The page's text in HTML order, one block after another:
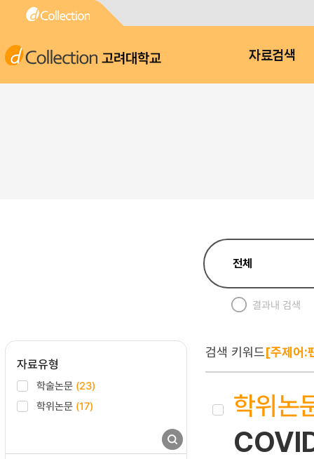
고려대학교 자료검색
결과내 검색
자료유형
학술논문 (23)
학위논문 (17)
검색 키워드[주제어:
학위논